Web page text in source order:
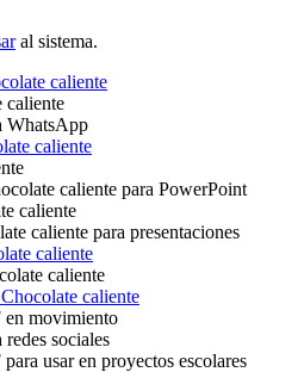
al sistema.
caliente
caliente
WhatsApp
caliente
caliente para PowerPoint
caliente
caliente para presentaciones
caliente
caliente
caliente
en movimiento
sociales
usar en proyectos escolares